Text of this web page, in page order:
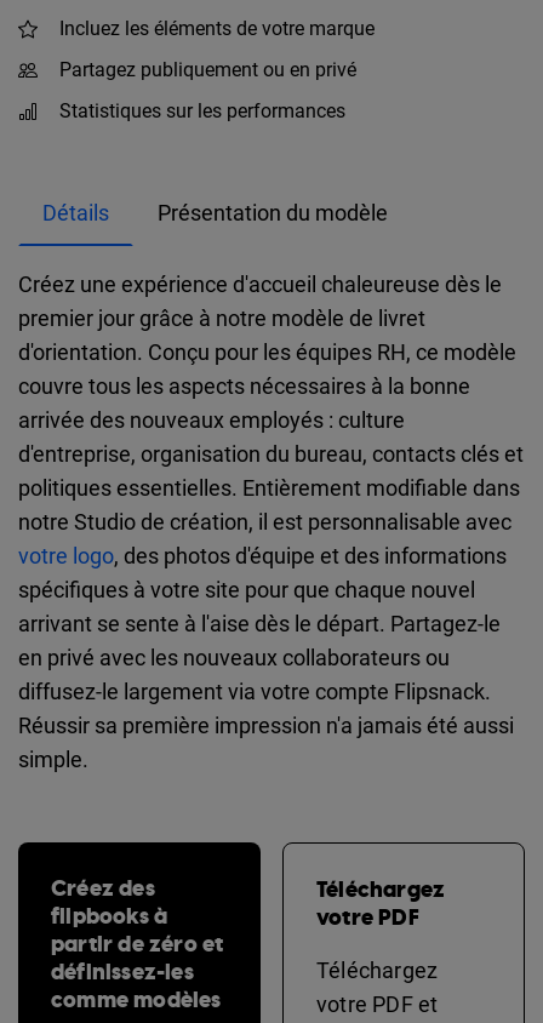
Incluez les éléments de votre marque
Partagez publiquement ou en privé
Statistiques sur les performances
Détails Présentation du modèle
Créez une expérience d'accueil chaleureuse dès le
premier jour grâce à notre modèle de livret
d'orientation. Conçu pour les équipes RH, ce modèle
couvre tous les aspects nécessaires à la bonne
arrivée des nouveaux employés : culture
d'entreprise, organisation du bureau, contacts clés et
politiques essentielles. Entièrement modifiable dans
notre Studio de création, il est personnalisable avec
votre logo, des photos d'équipe et des informations
spécifiques à votre site pour que chaque nouvel
arrivant se sente à l'aise dès le départ. Partagez-le
en privé avec les nouveaux collaborateurs ou
diffusez-le largement via votre compte Flipsnack.
Réussir sa première impression n'a jamais été aussi
simple.
Créez des
flipbooks à
partir de zéro et
définissez-les
comme modèles
Téléchargez
votre PDF
Téléchargez
votre PDF et